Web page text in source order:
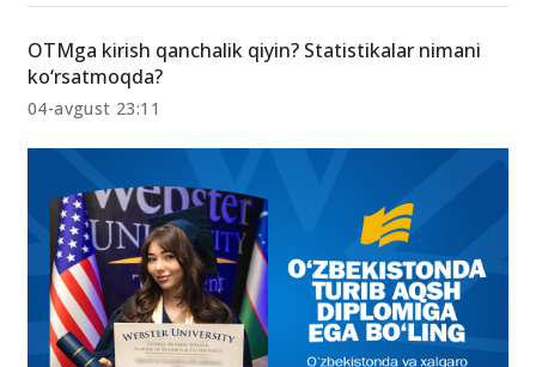
topshirdi
7.08.2024 22:25
ko‘rsatmoqda?
04-avgust 23:11